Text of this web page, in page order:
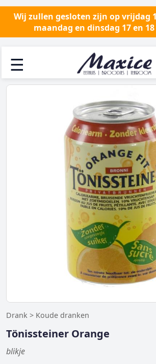
Wij zullen gesloten zijn op vrijdag
maandag en dinsdag 17 en
☰
Drank > Koude dranken
Tönissteiner Orange
blikje